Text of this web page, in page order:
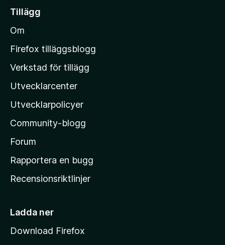
i
l
M
z
i
l
a
s
h
m
i
a
Tillägg
Om
Firefox tilläggsblogg
Verkstad för tillägg
Utvecklarcenter
Utvecklarpolicyer
Community-blogg
Forum
Rapportera en bugg
Recensionsriktlinjer
Ladda ner
Download Firefox